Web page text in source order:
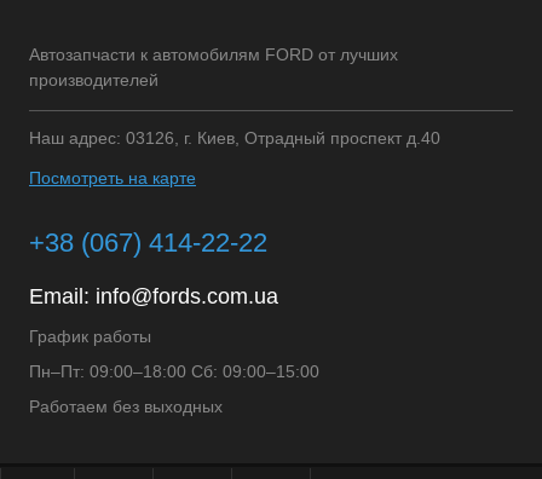
Автозапчасти к автомобилям FORD от лучших
производителей
Наш адрес: 03126, г. Киев, Отрадный проспект д.40
Посмотреть на карте
+38 (067) 414-22-22
Email: info@fords.com.ua
График работы
Пн–Пт: 09:00–18:00 Сб: 09:00–15:00
Работаем без выходных